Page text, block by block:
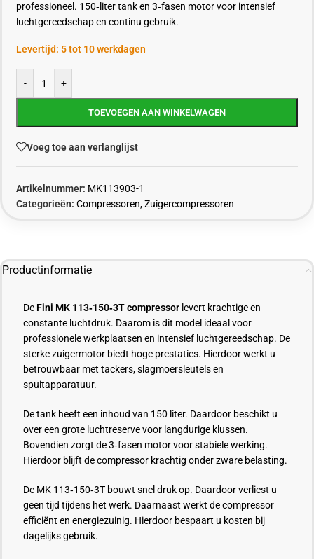
professioneel. 150‑liter tank en 3‑fasen motor voor intensief
luchtgereedschap en continu gebruik.
Levertijd: 5 tot 10 werkdagen
- +
TOEVOEGEN AAN WINKELWAGEN
Voeg toe aan verlanglijst
Artikelnummer: MK113903-1
Categorieën: Compressoren,Zuigercompressoren
Productinformatie
De Fini MK 113‑150‑3T compressor levert krachtige en
constante luchtdruk. Daarom is dit model ideaal voor
professionele werkplaatsen en intensief luchtgereedschap. De
sterke zuigermotor biedt hoge prestaties. Hierdoor werkt u
betrouwbaar met tackers, slagmoersleutels en
spuitapparatuur.
De tank heeft een inhoud van 150 liter. Daardoor beschikt u
over een grote luchtreserve voor langdurige klussen.
Bovendien zorgt de 3‑fasen motor voor stabiele werking.
Hierdoor blijft de compressor krachtig onder zware belasting.
De MK 113‑150‑3T bouwt snel druk op. Daardoor verliest u
geen tijd tijdens het werk. Daarnaast werkt de compressor
efficiënt en energiezuinig. Hierdoor bespaart u kosten bij
dagelijks gebruik.